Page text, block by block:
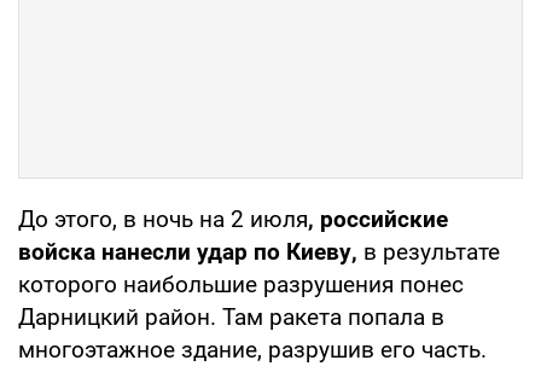
До этого, в ночь на 2 июля, российские
войска нанесли удар по Киеву, в результате
которого наибольшие разрушения понес
Дарницкий район. Там ракета попала в
многоэтажное здание, разрушив его часть.